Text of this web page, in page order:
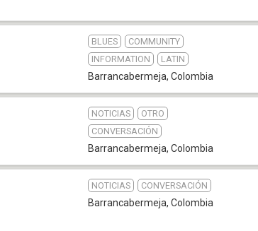
BLUES
COMMUNITY
INFORMATION
LATIN
Barrancabermeja, Colombia
NOTICIAS
OTRO
CONVERSACIÓN
Barrancabermeja, Colombia
NOTICIAS CONVERSACIÓN
Barrancabermeja, Colombia